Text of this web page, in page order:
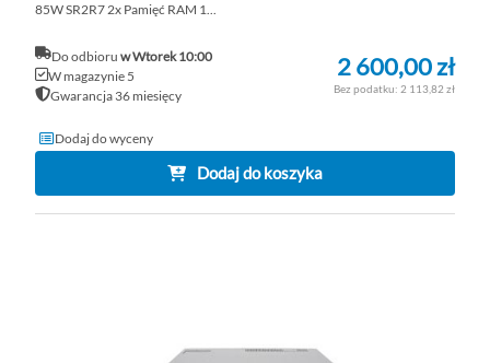
85W SR2R7 2x Pamięć RAM 1...
Do odbioru w Wtorek 10:00
W magazynie 5
Gwarancja 36 miesięcy
2 600,00 zł
2 113,82 zł
Dodaj do wyceny
Dodaj do koszyka